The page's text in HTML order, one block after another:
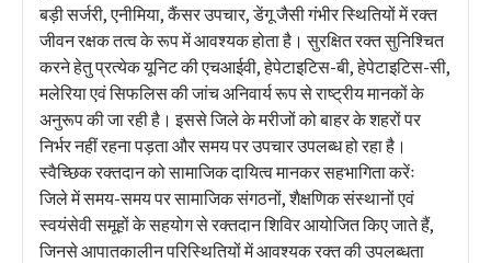
बड़ी सर्जरी, एनीमिया, कैंसर उपचार, डेंगू जैसी गंभीर स्थितियों में रक्त
जीवन रक्षक तत्व के रूप में आवश्यक होता है। सुरक्षित रक्त सुनिश्चित
करने हेतु प्रत्येक यूनिट की एचआईवी, हेपेटाइटिस-बी, हेपेटाइटिस-सी,
मलेरिया एवं सिफलिस की जांच अनिवार्य रूप से राष्ट्रीय मानकों के
अनुरूप की जा रही है। इससे जिले के मरीजों को बाहर के शहरों पर
निर्भर नहीं रहना पड़ता और समय पर उपचार उपलब्ध हो रहा है।
स्वैच्छिक रक्तदान को सामाजिक दायित्व मानकर सहभागिता करेंः
जिले में समय-समय पर सामाजिक संगठनों, शैक्षणिक संस्थानों एवं
स्वयंसेवी समूहों के सहयोग से रक्तदान शिविर आयोजित किए जाते हैं,
जिनसे आपातकालीन परिस्थितियों में आवश्यक रक्त की उपलब्धता